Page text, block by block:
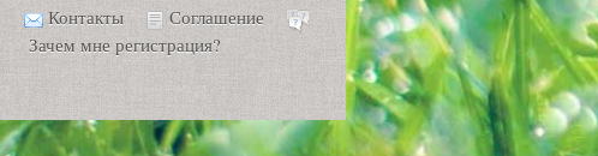
Контакты
Соглашение
Зачем мне регистрация?